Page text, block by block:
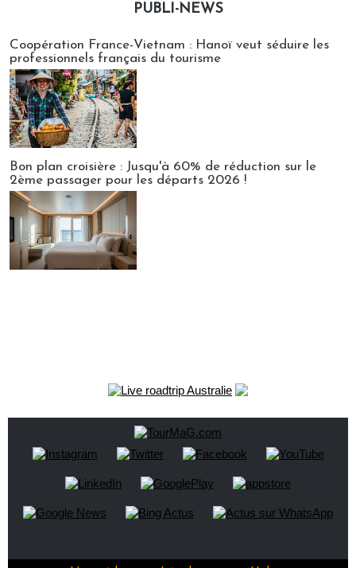
PUBLI-NEWS
Coopération France-Vietnam : Hanoï veut séduire les
professionnels français du tourisme
Bon plan croisière : Jusqu'à 60% de réduction sur le
2ème passager pour les départs 2026 !